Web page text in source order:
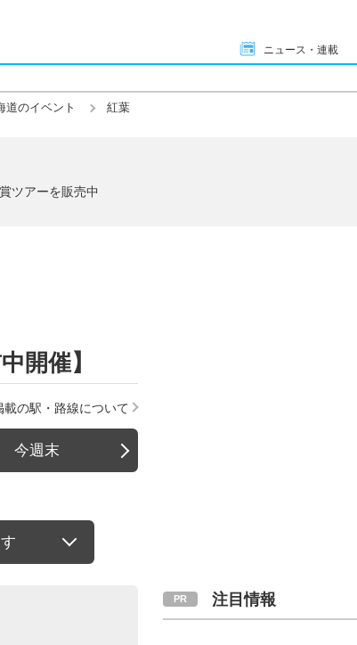
ニュース・連載
道のイベント 紅葉
ツアーを販売中
開催】
の駅・路線について
今週末
注目情報